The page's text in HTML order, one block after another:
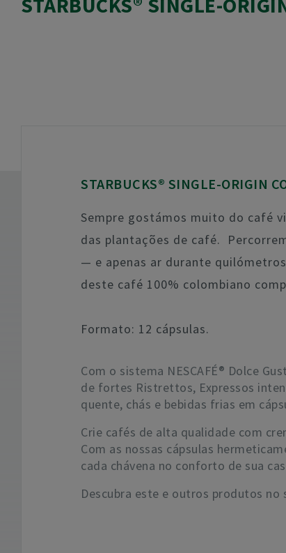
STARBUCKS® SINGLE-ORIGIN
Sempre gostámos muito do café
das plantações de café.
— e apenas ar durante
deste café 100% colombiano
Formato: 12 cápsulas.
Com o sistema NESCAFÉ® Dolce
de fortes Ristrettos, Expressos
quente, chás e bebidas frias em
Crie cafés de alta qualidade com
Com as nossas cápsulas
cada chávena no conforto de sua
Descubra este e outros produtos no